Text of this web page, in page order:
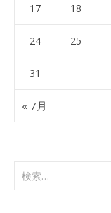
17 18
24 25
31
« 7月